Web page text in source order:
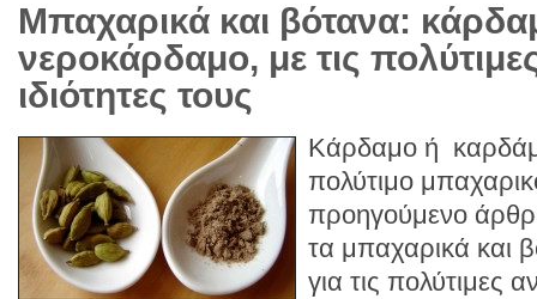
Mπαχαρικά και βότανα:
νεροκάρδαμο, με τις
ιδιότητες τους
Κάρδαμο ή
πολύτιμο
προηγούμενο
τα μπαχαρικά και
για τις πολύτιμες